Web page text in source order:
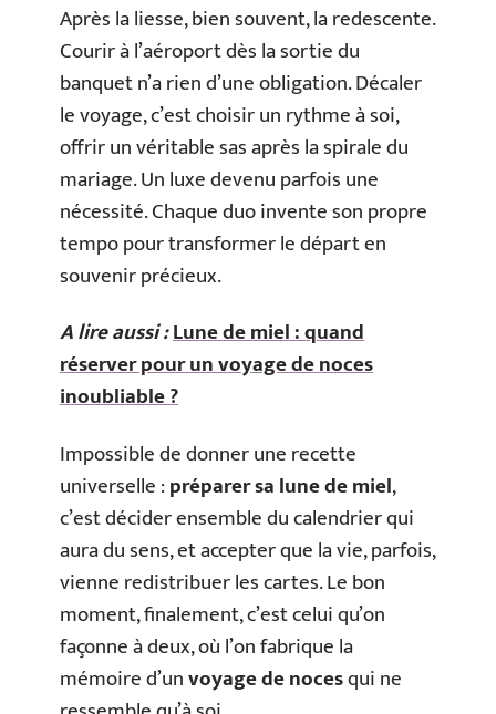
Après la liesse, bien souvent, la redescente.
Courir à l’aéroport dès la sortie du
banquet n’a rien d’une obligation. Décaler
le voyage, c’est choisir un rythme à soi,
offrir un véritable sas après la spirale du
mariage. Un luxe devenu parfois une
nécessité. Chaque duo invente son propre
tempo pour transformer le départ en
souvenir précieux.
A lire aussi :Lune de miel : quand
réserver pour un voyage de noces
inoubliable ?
Impossible de donner une recette
universelle :préparer sa lune de miel,
c’est décider ensemble du calendrier qui
aura du sens, et accepter que la vie, parfois,
vienne redistribuer les cartes. Le bon
moment, finalement, c’est celui qu’on
façonne à deux, où l’on fabrique la
mémoire d’unvoyage de nocesqui ne